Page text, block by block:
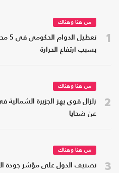
1
من هنا وهناك
تعطيل
بسبب ارتفاع الحرارة
2
من هنا وهناك
زلزال قوي يهز الجزيرة الشمالية
عن ضحايا
3
من هنا وهناك